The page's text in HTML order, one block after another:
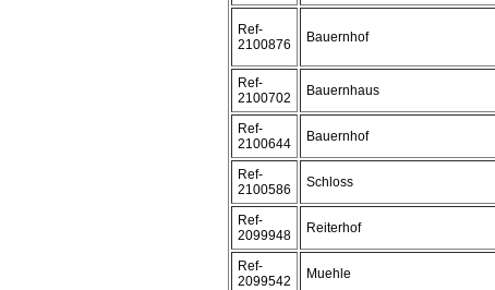
Ref-
2100876
Bauernhof
Ref-
2100702
Bauernhaus
Ref-
2100644
Bauernhof
Ref-
2100586
Schloss
Ref-
2099948
Reiterhof
Ref-
2099542
Muehle